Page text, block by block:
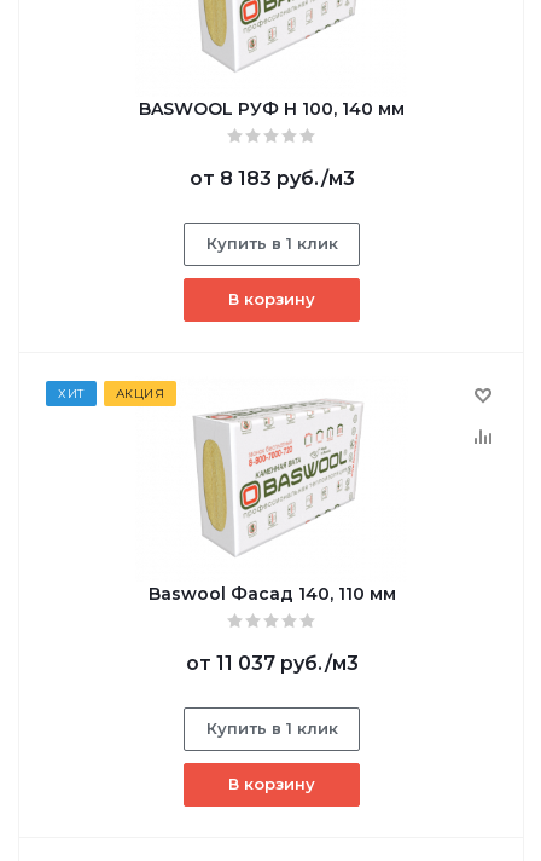
BASWOOL РУФ Н 100, 140 мм
от 8 183 руб./м3
Купить в 1 клик
В корзину
ХИТ АКЦИЯ
Baswool Фасад 140, 110 мм
от 11 037 руб./м3
Купить в 1 клик
В корзину